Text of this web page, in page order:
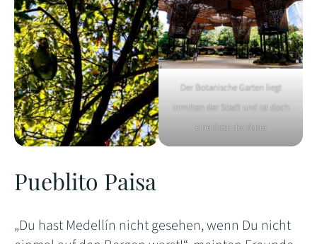
Der Botanische Garten liegt
inmitten der Stadt und ist doch
eine Oase der Ruhe
Pueblito Paisa
„Du hast Medellín nicht gesehen, wenn Du nicht